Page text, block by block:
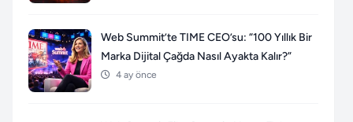
Web Summit’te TIME CEO’su: “100 Yıllık Bir
Marka Dijital Çağda Nasıl Ayakta Kalır?”
4 ay önce